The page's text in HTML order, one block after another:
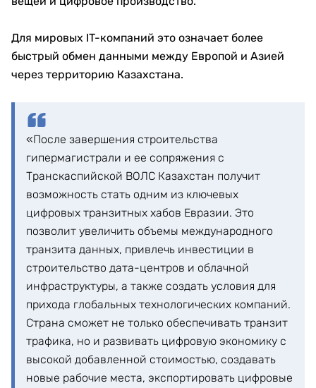
Для мировых IT-компаний это означает более
быстрый обмен данными между Европой и Азией
через территорию Казахстана.
«После завершения строительства
гипермагистрали и ее сопряжения с
Транскаспийской ВОЛС Казахстан получит
возможность стать одним из ключевых
цифровых транзитных хабов Евразии. Это
позволит увеличить объемы международного
транзита данных, привлечь инвестиции в
строительство дата-центров и облачной
инфраструктуры, а также создать условия для
прихода глобальных технологических компаний.
Страна сможет не только обеспечивать транзит
трафика, но и развивать цифровую экономику с
высокой добавленной стоимостью, создавать
новые рабочие места, экспортировать цифровые